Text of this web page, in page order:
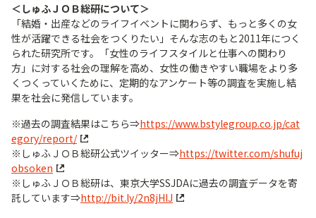
＜しゅふＪＯＢ総研について＞
「結婚・出産などのライフイベントに関わらず、もっと多くの女
性が活躍できる社会をつくりたい」そんな志のもと2011年につく
られた研究所です。「女性のライフスタイルと仕事への関わり
方」に対する社会の理解を高め、女性の働きやすい職場をより多
くつくっていくために、定期的なアンケート等の調査を実施し結
果を社会に発信しています。
※過去の調査結果はこちら⇒https://www.bstylegroup.co.jp/cat
egory/report/
※しゅふＪＯＢ総研公式ツイッター⇒https://twitter.com/shufuj
obsoken
※しゅふＪＯＢ総研は、東京大学SSJDAに過去の調査データを寄
託しています⇒http://bit.ly/2n8jHIJ